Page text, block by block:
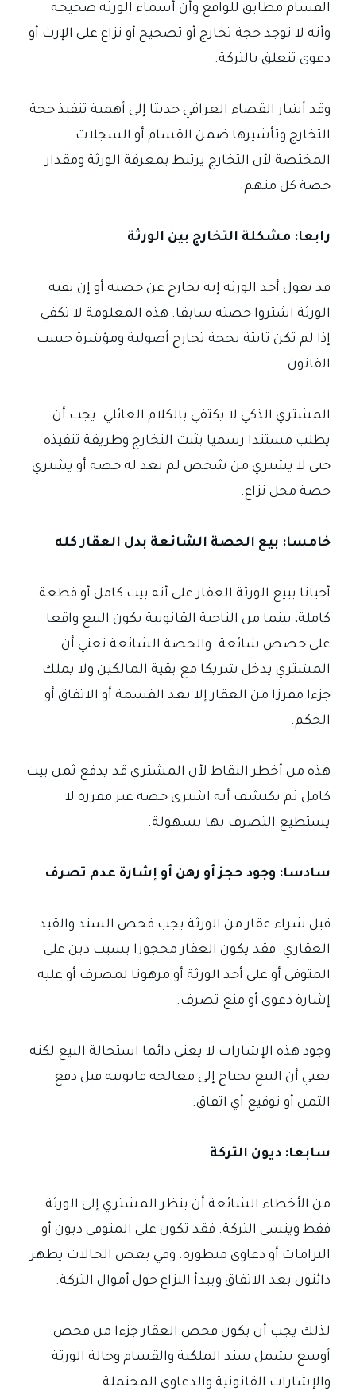
القسام مطابق للواقع وأن أسماء الورثة صحيحة
وأنه لا توجد حجة تخارج أو تصحيح أو نزاع على الإرث أو
دعوى تتعلق بالتركة.
وقد أشار القضاء العراقي حديثا إلى أهمية تنفيذ حجة
التخارج وتأشيرها ضمن القسام أو السجلات
المختصة لأن التخارج يرتبط بمعرفة الورثة ومقدار
حصة كل منهم.
رابعا: مشكلة التخارج بين الورثة
قد يقول أحد الورثة إنه تخارج عن حصته أو إن بقية
الورثة اشتروا حصته سابقا. هذه المعلومة لا تكفي
إذا لم تكن ثابتة بحجة تخارج أصولية ومؤشرة حسب
القانون.
المشتري الذكي لا يكتفي بالكلام العائلي. يجب أن
يطلب مستندا رسميا يثبت التخارج وطريقة تنفيذه
حتى لا يشتري من شخص لم تعد له حصة أو يشتري
حصة محل نزاع.
خامسا: بيع الحصة الشائعة بدل العقار كله
أحيانا يبيع الورثة العقار على أنه بيت كامل أو قطعة
كاملة، بينما من الناحية القانونية يكون البيع واقعا
على حصص شائعة. والحصة الشائعة تعني أن
المشتري يدخل شريكا مع بقية المالكين ولا يملك
جزءا مفرزا من العقار إلا بعد القسمة أو الاتفاق أو
الحكم.
هذه من أخطر النقاط لأن المشتري قد يدفع ثمن بيت
كامل ثم يكتشف أنه اشترى حصة غير مفرزة لا
يستطيع التصرف بها بسهولة.
سادسا: وجود حجز أو رهن أو إشارة عدم تصرف
قبل شراء عقار من الورثة يجب فحص السند والقيد
العقاري. فقد يكون العقار محجوزا بسبب دين على
المتوفى أو على أحد الورثة أو مرهونا لمصرف أو عليه
إشارة دعوى أو منع تصرف.
وجود هذه الإشارات لا يعني دائما استحالة البيع لكنه
يعني أن البيع يحتاج إلى معالجة قانونية قبل دفع
الثمن أو توقيع أي اتفاق.
سابعا: ديون التركة
من الأخطاء الشائعة أن ينظر المشتري إلى الورثة
فقط وينسى التركة. فقد تكون على المتوفى ديون أو
التزامات أو دعاوى منظورة. وفي بعض الحالات يظهر
دائنون بعد الاتفاق ويبدأ النزاع حول أموال التركة.
لذلك يجب أن يكون فحص العقار جزءا من فحص
أوسع يشمل سند الملكية والقسام وحالة الورثة
والإشارات القانونية والدعاوى المحتملة.